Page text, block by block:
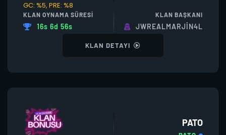
GC: %5, PRE: %8
KLAN OYNAMA SÜRESI
16s 6d 56s
KLAN BAŞKANI
JWREALMARJİN4L
KLAN DETAYI
PATO